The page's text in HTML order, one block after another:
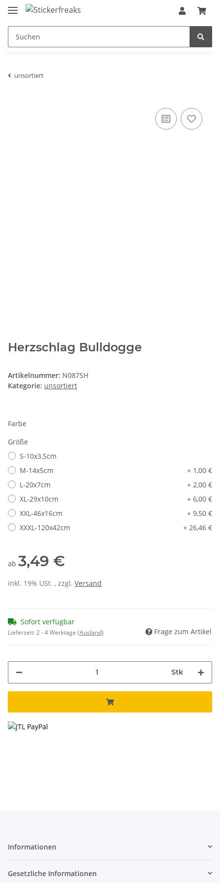
unsortiert
Herzschlag Bulldogge
Artikelnummer: N087SH
Kategorie: unsortiert
Farbe
Größe
S-10x3,5cm
M-14x5cm
+ 1,00 €
L-20x7cm
+ 2,00 €
XL-29x10cm
+ 6,00 €
XXL-46x16cm
+ 9,50 €
XXXL-120x42cm
+ 26,46 €
ab 3,49 €
inkl. 19% USt. , zzgl. Versand
Sofort verfügbar
Lieferzeit:2 - 4 Werktage (Ausland) Frage zum Artikel
Stk
Informationen
Gesetzliche Informationen